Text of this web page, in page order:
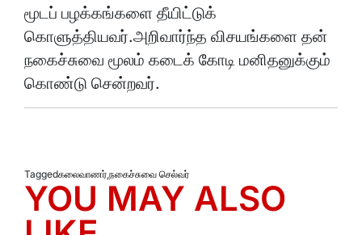
மூடப் பழக்கங்களை தீயிட்டுக்
கொளுத்தியவர்.அறிவார்ந்த விசயங்களை தன்
நகைச்சுவை மூலம் கடைக் கோடி மனிதனுக்கும்
கொண்டு சென்றவர்.
Taggedகலைவாணர் நகைச்சுவை செல்வர்
YOU MAY ALSO